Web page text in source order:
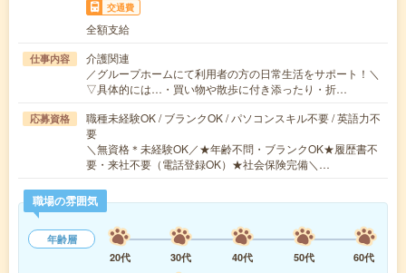
交通費
全額支給
仕事内容
介護関連
／グループホームにて利用者の方の日常生活をサポート！＼
▽具体的には…・買い物や散歩に付き添ったり・折…
応募資格
職種未経験OK / ブランクOK / パソコンスキル不要 / 英語力不
要
＼無資格＊未経験OK／★年齢不問・ブランクOK★履歴書不
要・来社不要（電話登録OK）★社会保険完備＼…
職場の雰囲気
年齢層
20代
30代 40代 50代
60代